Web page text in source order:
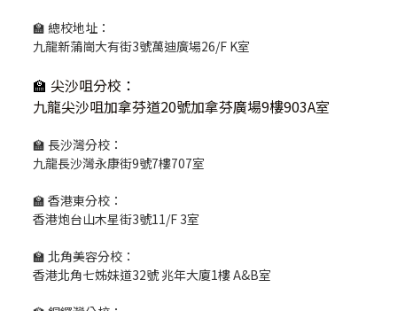
🏫 總校地址：
九龍新蒲崗大有街3號萬迪廣場26/F K室
🏫 尖沙咀分校 ：
九龍尖沙咀加拿芬道20號加拿芬廣場9樓903A室
🏫 長沙灣分校：
九龍長沙灣永康街9號7樓707室
🏫 香港東分校：
香港炮台山木星街3號11/F 3室
🏫 北角美容分校：
香港北角七姊妹道32號 兆年大廈1樓 A&B室